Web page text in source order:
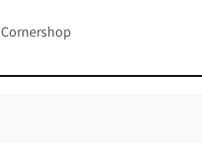
Cornershop